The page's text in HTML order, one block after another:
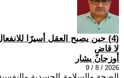
(4) حين يصبح العقل أسيرًا
لا قاضٍ
أوزجان يشار
2026 / 8 / 9